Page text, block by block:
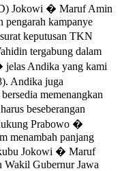
Jokowi � Maruf Amin
pengarah kampanye
keputusan TKN
tergabung dalam
jelas Andika yang kami
Andika juga
memenangkan
beseberangan
Prabowo �
menambah panjang
Jokowi � Maruf
Wakil Gubernur Jawa